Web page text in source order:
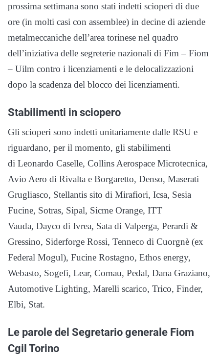
prossima settimana sono stati indetti scioperi di due
ore (in molti casi con assemblee) in decine di aziende
metalmeccaniche dell’area torinese nel quadro
dell’iniziativa delle segreterie nazionali di Fim – Fiom
– Uilm contro i licenziamenti e le delocalizzazioni
dopo la scadenza del blocco dei licenziamenti.
Stabilimenti in sciopero
Gli scioperi sono indetti unitariamente dalle RSU e
riguardano, per il momento, gli stabilimenti
di Leonardo Caselle, Collins Aerospace Microtecnica,
Avio Aero di Rivalta e Borgaretto, Denso, Maserati
Grugliasco, Stellantis sito di Mirafiori, Icsa, Sesia
Fucine, Sotras, Sipal, Sicme Orange, ITT
Vauda, Dayco di Ivrea, Sata di Valperga, Perardi &
Gressino, Siderforge Rossi, Tenneco di Cuorgnè (ex
Federal Mogul), Fucine Rostagno, Ethos energy,
Webasto, Sogefi, Lear, Comau, Pedal, Dana Graziano,
Automotive Lighting, Marelli scarico, Trico, Finder,
Elbi, Stat.
Le parole del Segretario generale Fiom
Cgil Torino